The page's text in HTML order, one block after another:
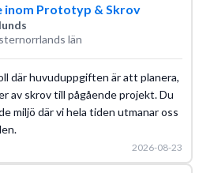
Prototyp & Skrov
län
där huvuduppgiften är att planera,
av skrov till pågående projekt. Du
miljö där vi hela tiden utmanar oss
2026-08-23